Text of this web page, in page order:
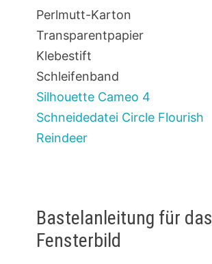
Perlmutt-Karton
Transparentpapier
Klebestift
Schleifenband
Silhouette Cameo 4
Schneidedatei Circle Flourish
Reindeer
Bastelanleitung für das
Fensterbild